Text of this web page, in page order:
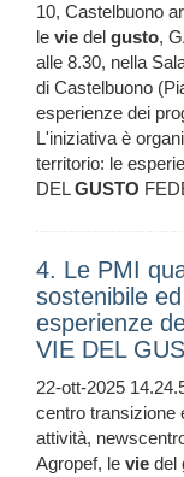
10, Castelbuono
le vie del gusto,
alle 8.30, nella
di Castelbuono
esperienze dei
L'iniziativa è
territorio: le
DELGUSTO
4. Le PMI
sostenibile
esperienze
VIE DEL
22-ott-2025
centro transizione
attività,
Agropef, le vie del